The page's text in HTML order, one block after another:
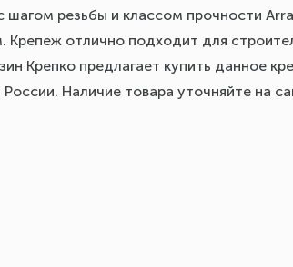
шагом резьбы и классом прочности
Крепеж отлично подходит для
Крепко предлагает купить данное
России. Наличие товара уточняйте